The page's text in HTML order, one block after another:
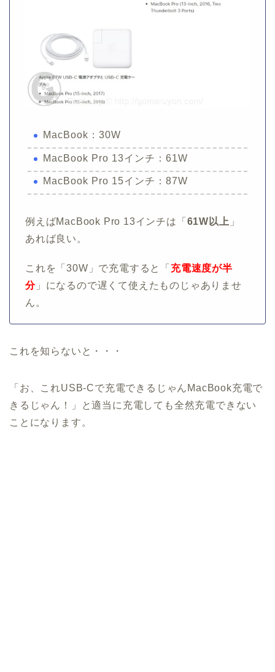
MacBook：30W
MacBook Pro 13インチ：61W
MacBook Pro 15インチ：87W
例えばMacBook Pro 13インチは「 61W以上 」
あれば良い。
これを「30W」で充電すると「 充電速度が半
分」になるので遅くて使えたものじゃありませ
ん。
これを知らないと・・・
「お、これUSB-Cで充電できるじゃんMacBook充電で
きるじゃん！」と適当に充電しても全然充電できない
ことになります。